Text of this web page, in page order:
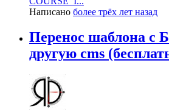
Написано более трёх лет назад
Перенос шаблона с
другую cms